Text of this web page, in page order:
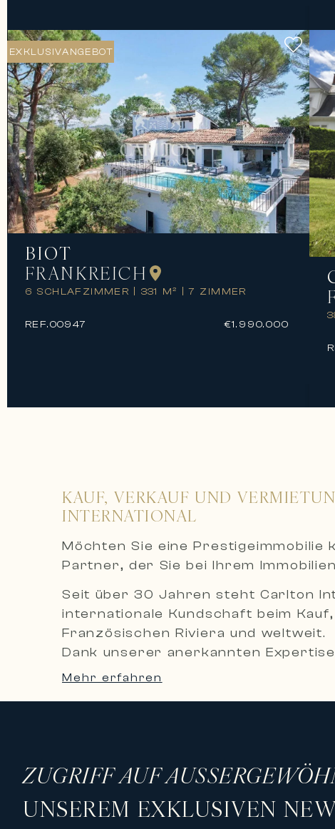
EXKLUSIVANGEBOT
BIOT
FRANKREICH
6 SCHLAFZIMMER 331 M² 7 ZIMMER
REF.00947 €1.990.000
KAUF, VERKAUF UND
INTERNATIONAL
Möchten Sie eine
Partner, der Sie bei Ihrem
Seit über 30 Jahren steht Carlton
internationale Kundschaft beim
Französischen Riviera und weltweit.
Dank unserer anerkannten
diskrete und maßgeschneiderte
Eine exklusive Auswahl an
Unser Immobilienportfolio umfasst:
• Luxusvillen mit Meerblick
Mehr erfahren
ZUGRIFF AUF
UNSEREM EXKLUSIVEN